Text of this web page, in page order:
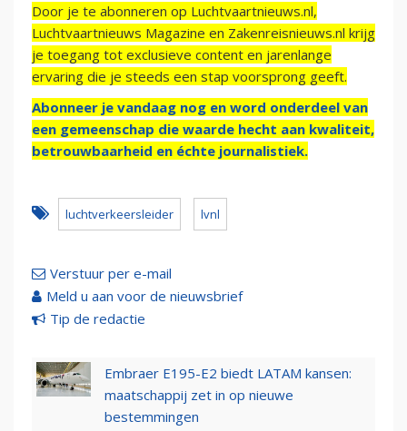
Door je te abonneren op Luchtvaartnieuws.nl,
Luchtvaartnieuws Magazine en Zakenreisnieuws.nl krijg
je toegang tot exclusieve content en jarenlange
ervaring die je steeds een stap voorsprong geeft.
Abonneer je vandaag nog en word onderdeel van
een gemeenschap die waarde hecht aan kwaliteit,
betrouwbaarheid en échte journalistiek.
luchtverkeersleider lvnl
Verstuur per e-mail
Meld u aan voor de nieuwsbrief
Tip de redactie
Embraer E195-E2 biedt LATAM kansen:
maatschappij zet in op nieuwe
bestemmingen